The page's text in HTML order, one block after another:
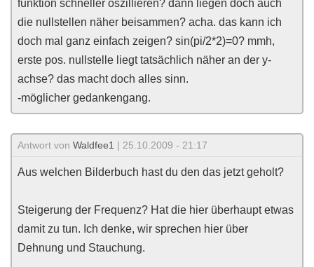
funktion schneller oszillieren? dann liegen doch auch
die nullstellen näher beisammen? acha. das kann ich
doch mal ganz einfach zeigen? sin(pi/2*2)=0? mmh,
erste pos. nullstelle liegt tatsächlich näher an der y-
achse? das macht doch alles sinn.
-möglicher gedankengang.
Antwort von Waldfee1 | 25.10.2009 - 21:17
Aus welchen Bilderbuch hast du den das jetzt geholt?
Steigerung der Frequenz? Hat die hier überhaupt etwas
damit zu tun. Ich denke, wir sprechen hier über
Dehnung und Stauchung.